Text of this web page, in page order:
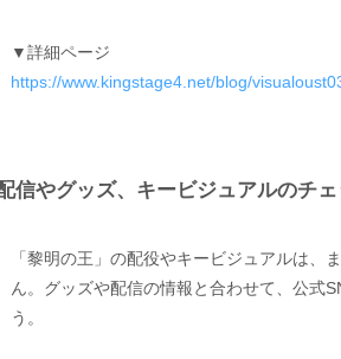
▼詳細ページ
https://www.kingstage4.net/blog/
信やグッズ、キービジュアルのチェ
「黎明の王」の配役やキービジュアルは、
ん。グッズや配信の情報と合わせて、公式
う。